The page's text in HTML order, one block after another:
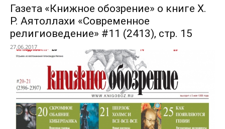
Газета «Книжное обозрение» о книге Х.
Р. Аятоллахи «Современное
религиоведение» #11 (2413), стр. 15
27.06.2017